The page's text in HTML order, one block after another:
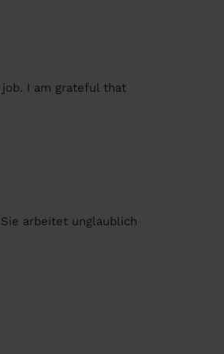
I am grateful that
arbeitet unglaublich